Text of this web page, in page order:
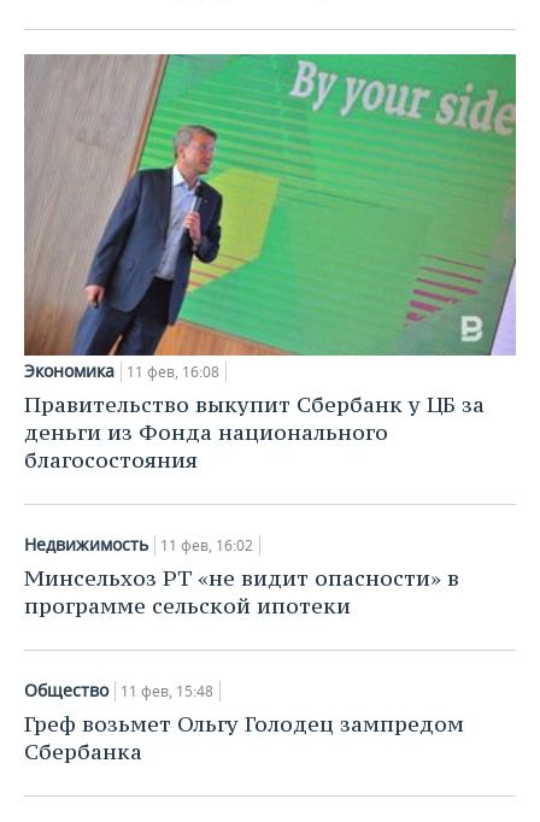
Экономика 11 фев, 16:08
Правительство выкупит Сбербанк у ЦБ за
деньги из Фонда национального
благосостояния
Недвижимость 11 фев, 16:02
Минсельхоз РТ «не видит опасности» в
программе сельской ипотеки
Общество 11 фев, 15:48
Греф возьмет Ольгу Голодец зампредом
Сбербанка